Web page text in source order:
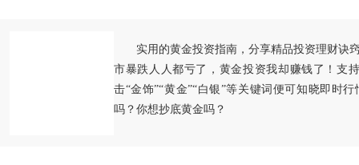
实用的黄金投资指南，分享精品投资理财诀
市暴跌人人都亏了，黄金投资我却赚钱了！支
击“金饰”“黄金”“白银”等关键词便可知晓即时
吗？你想抄底黄金吗？